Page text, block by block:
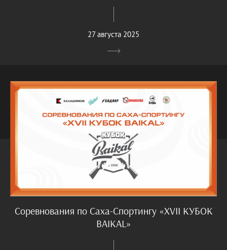
27 августа 2025
Соревнования по Саха-Спортингу «XVII КУБОК
BAIKAL»